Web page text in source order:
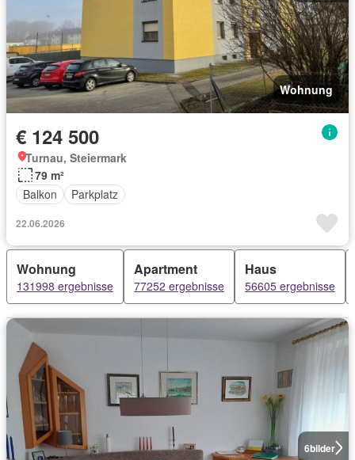
Wohnung
€ 124 500
Turnau, Steiermark
79 m²
Balkon
Parkplatz
22.06.2026
Wohnung
131998 ergebnisse
Apartment
77252 ergebnisse
Haus
56605 ergebnisse
6bilder